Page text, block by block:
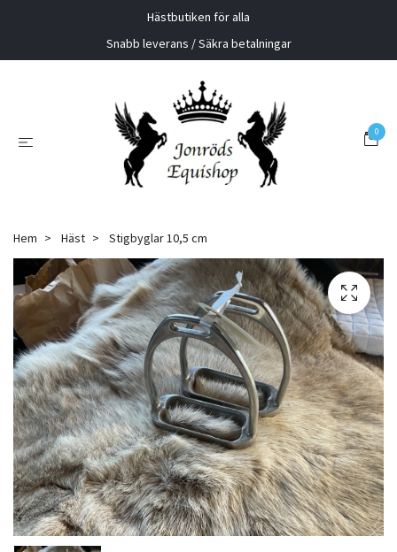
Hästbutiken för alla
Snabb leverans / Säkra betalningar
0
Hem Häst Stigbyglar 10,5 cm